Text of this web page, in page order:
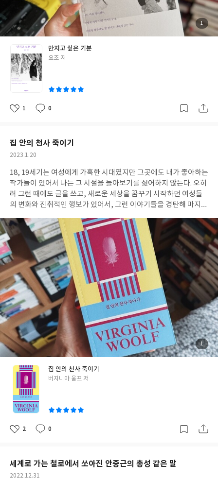
는 사람이 된다. 삶이 움직이는 방향을 주체적으로 탐구할 수 있는
사람이 된다. 『만지고 싶은 기분』은 마음산책 출판사에서 두 번째
로 출간되는 요조의 산문집이다. 전작을 아직 읽지 못했는데, 바로
이어서 읽어도 좋겠다는 생각이 들 만큼 이 책이 주는 평온함은 특별
했다. 길거나 짧은 산문들 사이에서 저자는 다른 방식으로 실감하고
다시 태어난 듯 깨닫는다. 그 깨달음이 유난스럽지도 거창하지도 않
아서 좋았다. 나는 요조의 담담하지만 솔직한 발언들을 꽤 좋아하는
데, 이 책에서도 그런 면을 볼 수 있어서 반가웠다. 짜증 나는 걸 짜증
다. 잘 쓴 리뷰는 그 작품에 직접 닿게 만든다고 생각하는데, 나는 어
책을 읽으면서 지금까지 겪은 곤란함이 있다면 『만지고 싶은 기
분』이라는 책 이름을 자꾸 ‘만져지는 기분’이라고 말했다는 것이
게 ‘만져지는 기분 읽어요, 그거 되게 좋아요.’라고 말한 후로 나는 나
의 실수를 심각하게 자각하기 시작했는데, 오늘까지도 고치지 못해
서 책 표지를 힐끔힐끔 보면서 이 글을 썼다. 글의 마무리를 맺으려
는 지금 다급하게 둘러대보자면 이렇다. “진짜 만져진 기분이 들어
것처럼, 길거리에서 아는 친구를 발견하고 어깨를 툭 치는 것처럼,
오랜만에 만난 지인들과 악수하거나 포옹을 나누는 것처럼, 반려동
물이 다가와서 스르륵 기대앉는 것처럼. 그런 걸 당한 기분이 들어서
그랬던 거예요.” 조금은 웃는 얼굴로, 이미 한번 들었던 목소리를 동
시에 떠올리며. 죄송해요. 점점 터치가 조심스러운 시대에 살아서 그
런지 그냥 이런 접촉에도 마음이 찡해지고 그래요. 그게 좀 민망해서
웃었어요. 요조, 『만지고 싶은 기분』 22쪽
첨
부
된
사
1
만지고 싶은 기분
글
요조 저
좋
1
댓
0
작
집 안의 천사 죽이기
작
일
2023.1.20
18, 19세기는 여성에게 가혹한 시대였지만 그곳에도 내가 좋아하는
작가들이 있어서 나는 그 시절을 돌아보기를 싫어하지 않는다. 오히
려 그런 때에도 글을 쓰고, 새로운 세상을 꿈꾸기 시작하던 여성들
의 변화와 진취적인 행보가 있어서, 그런 이야기들을 경탄해 마지않
천사 죽이기』는 나에게 확실한 재미를 보장하던 책이다. 『다락방
의 미친 여자』만큼이나 내가 좋아할 만한 요소가 가득했다. 버지니
아 울프에게 듣는 제인 오스틴 이야기라거나 브론테 자매의 생가 방
문기 같은. 조지 엘리엇이 그녀의 아버지에게 편지를 보내고, 엘리
자베스 개스켈이 쓴 샬럿 브론테의 전기를 울프가 읽고 글을 쓰는 등
의. 내 안에서 고유한 영역으로 분리되어 있던 세계관들이 충돌하며
나는 마치 그 시절을 다녀오기라도 한 것처럼 흥분하곤 했다. 책 속
에는 여성, 여성의 지위 혹은 그 변화 등에 대한 버지니아 울프의 생
각들을 엿볼 수 있는 열여섯 편의 산문이 실려있다. 연설을 바탕으로
쓴 글이거나 서평, 서문 등이 그것이다. 「여성과 지적 지위」 같은
경우는 데즈먼드 매카시와의 논전을 실은 글인데, 데즈먼드 매카시
가 ‘상냥한 매’라는 필명으로 여성 비하의 내용을 담고 있는 책을 옹
호하는 서평을 싣자 그걸 읽은 버지니아가 반론이 실린 편지를 편집
자에게 보내며 시작되었다. 당연한 얘기라는 듯 여성의 지적 수준이
낮음을 말하는 상대에게 조곤조곤하면서도 얼마나 조리 있고 박력
있게 반박 의견을 펼치던지. 굉장히 재미있게 읽은 글 중 하나다. 그
글을 읽으면서 울프는 행동하는 작가로구나, 하는 생각을 했는데
「여성 노동자 조합의 추억」을 읽으면서도 같은 생각을 해볼 수 있
한 글로, 당시 연단에 나와서 연설하던 여성 노동자들을 바라보던
과 교육, 임금 인상과 근무 시간 단축 등 지당한 일을 요구했다. 하지
만 당시는 여성에게 참정권이 없던 시절로, 그 여성들은 그 일들을
첨
부
된
사
1
집 안의 천사 죽이기
글
버지니아 울프 저
좋
2
댓
0
작
세계로 가는 철로에서 쏘아진 안중근의 총성 같은 말
작
2022.12.31